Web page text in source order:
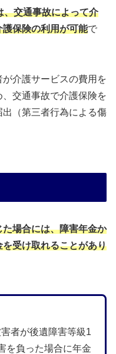
、交通事故によって介
保険の利用が可能で
介護サービスの費用を
交通事故で介護保険を
（第三者行為による傷
場合には、障害年金か
受け取れることがあり
者が後遺障害等級1
を負った場合に年金